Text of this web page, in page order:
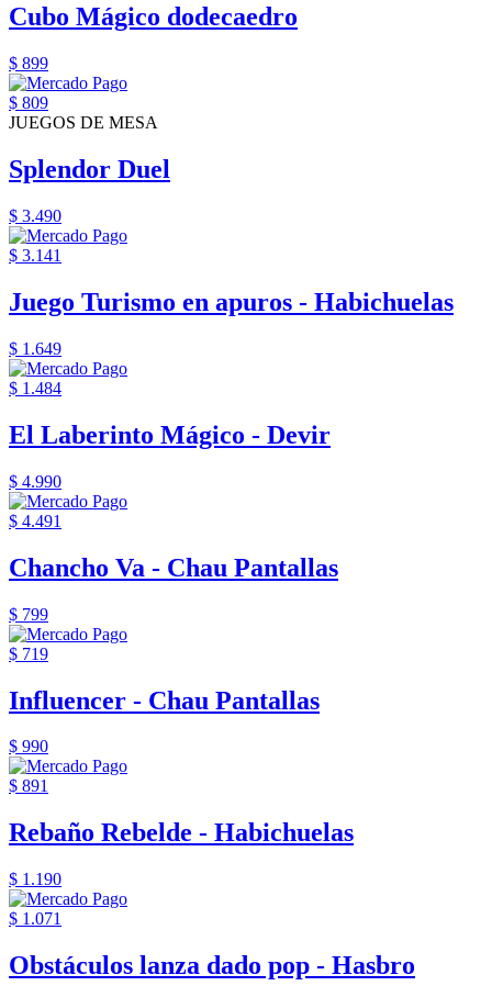
Cubo Mágico dodecaedro
$ 899
$ 809
JUEGOS DE MESA
Splendor Duel
$ 3.490
$ 3.141
Juego Turismo en apuros - Habichuelas
$ 1.649
$ 1.484
El Laberinto Mágico - Devir
$ 4.990
$ 4.491
Chancho Va - Chau Pantallas
$ 799
$ 719
Influencer - Chau Pantallas
$ 990
$ 891
Rebaño Rebelde - Habichuelas
$ 1.190
$ 1.071
Obstáculos lanza dado pop - Hasbro